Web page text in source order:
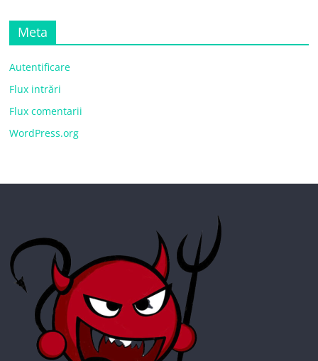
Meta
Autentificare
Flux intrări
Flux comentarii
WordPress.org